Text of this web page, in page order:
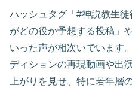
ハッシュタグ「#神説教生
がどの役か予想する投稿」
いった声が相次いでいます
ディションの再現動画や出
上がりを見せ、特に若年層